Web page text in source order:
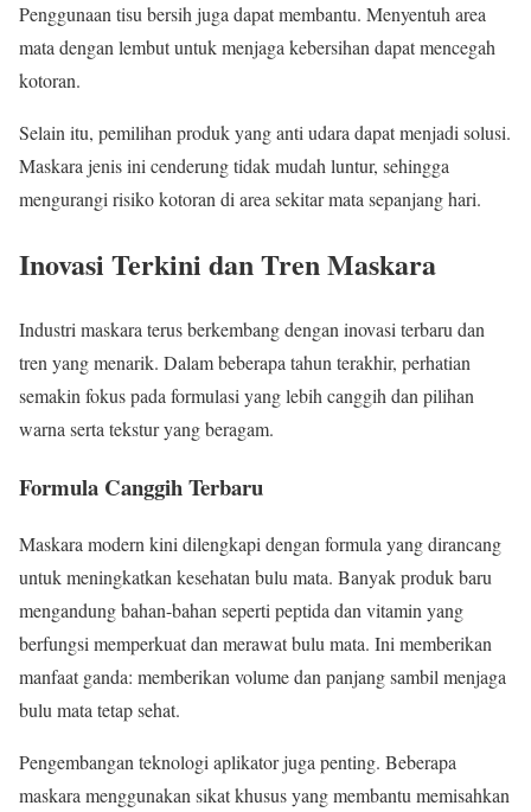
Penggunaan tisu bersih juga dapat membantu. Menyentuh area
mata dengan lembut untuk menjaga kebersihan dapat mencegah
kotoran.
Selain itu, pemilihan produk yang anti udara dapat menjadi solusi.
Maskara jenis ini cenderung tidak mudah luntur, sehingga
mengurangi risiko kotoran di area sekitar mata sepanjang hari.
Inovasi Terkini dan Tren Maskara
Industri maskara terus berkembang dengan inovasi terbaru dan
tren yang menarik. Dalam beberapa tahun terakhir, perhatian
semakin fokus pada formulasi yang lebih canggih dan pilihan
warna serta tekstur yang beragam.
Formula Canggih Terbaru
Maskara modern kini dilengkapi dengan formula yang dirancang
untuk meningkatkan kesehatan bulu mata. Banyak produk baru
mengandung bahan-bahan seperti peptida dan vitamin yang
berfungsi memperkuat dan merawat bulu mata. Ini memberikan
manfaat ganda: memberikan volume dan panjang sambil menjaga
bulu mata tetap sehat.
Pengembangan teknologi aplikator juga penting. Beberapa
maskara menggunakan sikat khusus yang membantu memisahkan